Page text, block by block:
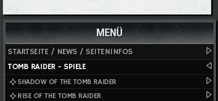
MENÜ
STARTSEITE / NEWS / SEITENINFOS
TOMB RAIDER - SPIELE
SHADOW OF THE TOMB RAIDER
RISE OF THE TOMB RAIDER